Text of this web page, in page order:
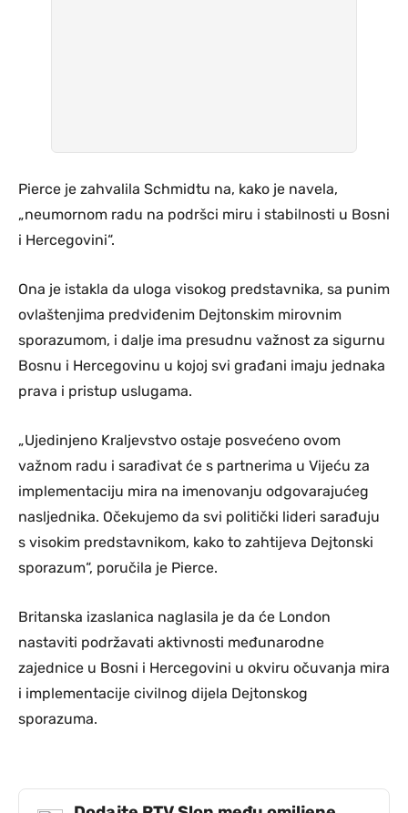
Pierce je zahvalila Schmidtu na, kako je navela,
„neumornom radu na podršci miru i stabilnosti u Bosni
i Hercegovini“.
Ona je istakla da uloga visokog predstavnika, sa punim
ovlaštenjima predviđenim Dejtonskim mirovnim
sporazumom, i dalje ima presudnu važnost za sigurnu
Bosnu i Hercegovinu u kojoj svi građani imaju jednaka
prava i pristup uslugama.
„Ujedinjeno Kraljevstvo ostaje posvećeno ovom
važnom radu i sarađivat će s partnerima u Vijeću za
implementaciju mira na imenovanju odgovarajućeg
nasljednika. Očekujemo da svi politički lideri sarađuju
s visokim predstavnikom, kako to zahtijeva Dejtonski
sporazum“, poručila je Pierce.
Britanska izaslanica naglasila je da će London
nastaviti podržavati aktivnosti međunarodne
zajednice u Bosni i Hercegovini u okviru očuvanja mira
i implementacije civilnog dijela Dejtonskog
sporazuma.